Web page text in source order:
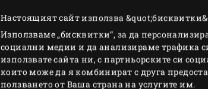
Настоящият сайт използва
Използваме „бисквитки“, за да
социални медии и да анализираме трафика
използвате сайта ни, с партньорските си
които може да я комбинират с друга
ползването от Ваша страна на услугите им.
НАЙ-ДОБРИЯТ
БАРБЕКЮ СОС